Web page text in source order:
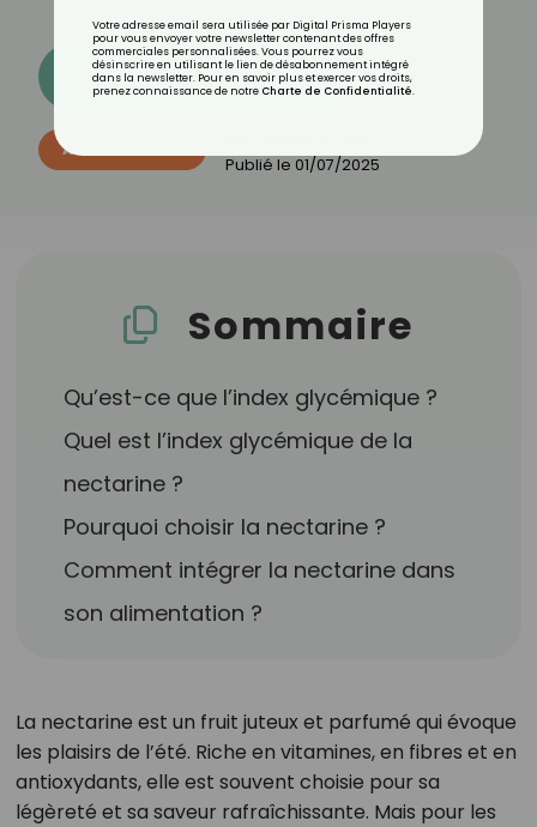
Découvrez les 11 menus CROQ
ALIMENTATION
Publié le 01/07/2025
Sommaire
Qu’est-ce que l’index glycémique ?
Quel est l’index glycémique de la
nectarine ?
Pourquoi choisir la nectarine ?
Comment intégrer la nectarine dans
son alimentation ?
La nectarine est un fruit juteux et parfumé qui évoque
les plaisirs de l’été. Riche en vitamines, en fibres et en
antioxydants, elle est souvent choisie pour sa
légèreté et sa saveur rafraîchissante. Mais pour les
Votre adresse email sera utilisée par Digital Prisma Players
pour vous envoyer votre newsletter contenant des offres
commerciales personnalisées. Vous pourrez vous
désinscrire en utilisant le lien de désabonnement intégré
dans la newsletter. Pour en savoir plus et exercer vos droits,
prenez connaissance de notre Charte de Confidentialité.